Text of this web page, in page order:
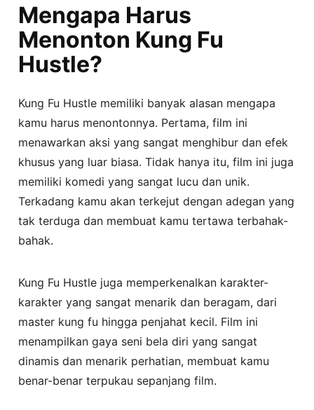
Mengapa Harus
Menonton Kung Fu
Hustle?
Kung Fu Hustle memiliki banyak alasan mengapa
kamu harus menontonnya. Pertama, film ini
menawarkan aksi yang sangat menghibur dan efek
khusus yang luar biasa. Tidak hanya itu, film ini juga
memiliki komedi yang sangat lucu dan unik.
Terkadang kamu akan terkejut dengan adegan yang
tak terduga dan membuat kamu tertawa terbahak-
bahak.
Kung Fu Hustle juga memperkenalkan karakter-
karakter yang sangat menarik dan beragam, dari
master kung fu hingga penjahat kecil. Film ini
menampilkan gaya seni bela diri yang sangat
dinamis dan menarik perhatian, membuat kamu
benar-benar terpukau sepanjang film.